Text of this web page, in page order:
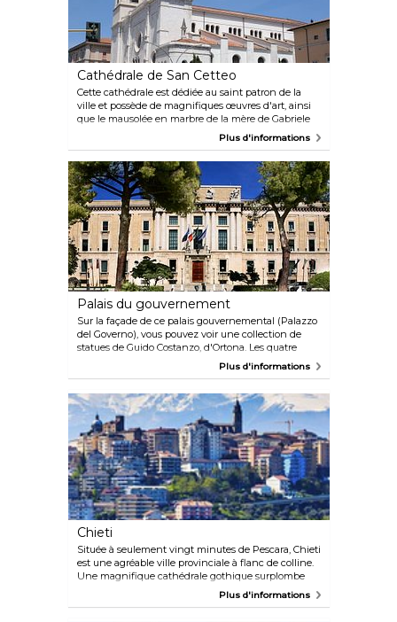
Cathédrale de San Cetteo
Cette cathédrale est dédiée au saint patron de la
ville et possède de magnifiques œuvres d'art, ainsi
que le mausolée en marbre de la mère de Gabriele
D'Annunzio. Elle a été construite au début du 20e
avoir été endommagée pendant la Seconde Guerre
mondiale.
Plus d'informations
Palais du gouvernement
Sur la façade de ce palais gouvernemental (Palazzo
del Governo), vous pouvez voir une collection de
statues de Guido Costanzo, d'Ortona. Les quatre
grandes sculptures symbolisent les mines,
provincial, vous pourrez également admirer le grand
buste en bronze du poète Gabriele D'Annunzio.
Plus d'informations
Chieti
Située à seulement vingt minutes de Pescara, Chieti
est une agréable ville provinciale à flanc de colline.
Une magnifique cathédrale gothique surplombe
Chieti et offre une vue imprenable sur les
montagnes environnantes. Le musée archéologique
Plus d'informations